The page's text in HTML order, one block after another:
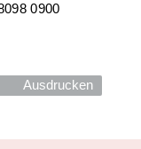
0900
Ausdrucken